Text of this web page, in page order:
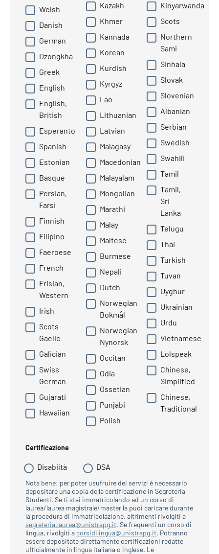
Welsh
Danish
German
Dzongkha
Greek
English
English,
British
Esperanto
Spanish
Estonian
Basque
Persian,
Farsi
Finnish
Filipino
Faeroese
French
Frisian,
Western
Irish
Scots
Gaelic
Galician
Swiss
German
Gujarati
Hawaiian
Kazakh
Khmer
Kannada
Korean
Kurdish
Kyrgyz
Lao
Lithuanian
Latvian
Malagasy
Macedonian
Malayalam
Mongolian
Marathi
Malay
Maltese
Burmese
Nepali
Dutch
Norwegian
Bokmål
Norwegian
Nynorsk
Occitan
Odia
Ossetian
Punjabi
Polish
Kinyarwanda
Scots
Northern
Sami
Sinhala
Slovak
Slovenian
Albanian
Serbian
Swedish
Swahili
Tamil
Tamil,
Sri
Lanka
Telugu
Thai
Turkish
Tuvan
Uyghur
Ukrainian
Urdu
Vietnamese
Lolspeak
Chinese,
Simplified
Chinese,
Traditional
Certificazione
Disabiità DSA
Nota bene: per poter usufruire dei servizi è necessario
depositare una copia della certificazione in Segreteria
Studenti. Se ti stai immatricolando ad un corso di
laurea/laurea magistrale/master la puoi caricare durante
la procedura di immatricolazione, altrimenti rivolgiti a
segreteria.laurea@unistrapg.it. Se frequenti un corso di
lingua, rivolgiti a corsidilingua@unistrapg.it. Potranno
essere depositate direttamente certificazioni redatte
ufficialmente in lingua italiana o inglese. Le